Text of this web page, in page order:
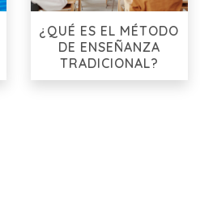
¿QUÉ ES EL MÉTODO
DE ENSEÑANZA
TRADICIONAL?